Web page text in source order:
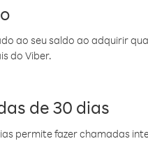
ao seu saldo ao adquirir
do Viber.
de 30 dias
permite fazer chamadas